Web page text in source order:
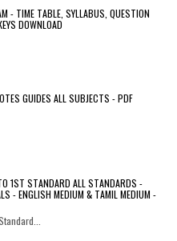
- TIME TABLE, SYLLABUS, QUESTION
DOWNLOAD
GUIDES ALL SUBJECTS - PDF
1ST STANDARD ALL STANDARDS -
- ENGLISH MEDIUM & TAMIL MEDIUM -